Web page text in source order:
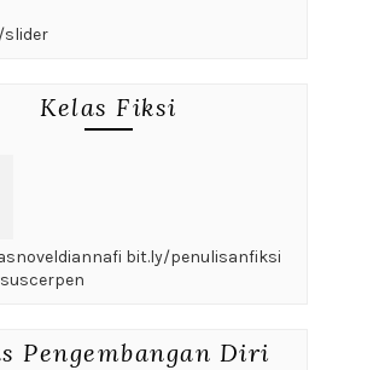
Kelas Fiksi
bit.ly/penulisanfiksi
Pengembangan Diri